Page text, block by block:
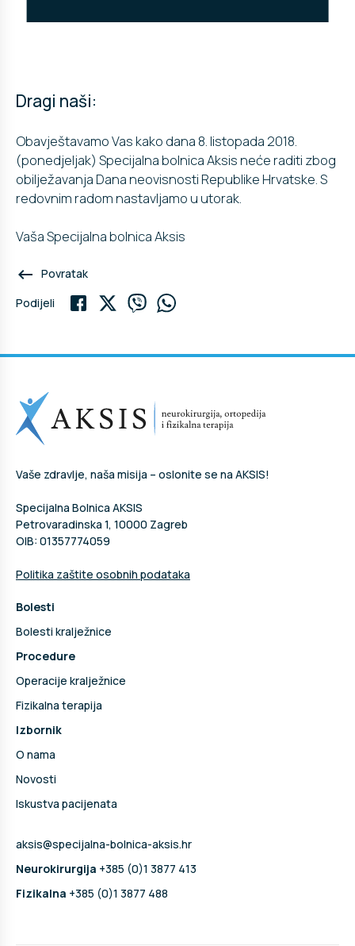
Dragi naši:
Obavještavamo Vas kako dana 8. listopada 2018.
(ponedjeljak) Specijalna bolnica Aksis neće raditi zbog
obilježavanja Dana neovisnosti Republike Hrvatske. S
redovnim radom nastavljamo u utorak.
Vaša Specijalna bolnica Aksis
keyboard_backspace Povratak
Podijeli
Vaše zdravlje, naša misija – oslonite se na AKSIS!
Specijalna Bolnica AKSIS
Petrovaradinska 1, 10000 Zagreb
OIB: 01357774059
Politika zaštite osobnih podataka
Bolesti
Bolesti kralježnice
Procedure
Operacije kralježnice
Fizikalna terapija
Izbornik
O nama
Novosti
Iskustva pacijenata
aksis@specijalna-bolnica-aksis.hr
Neurokirurgija +385 (0)1 3877 413
Fizikalna +385 (0)1 3877 488